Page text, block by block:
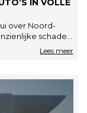
IN VOLLE
over Noord-
schade.